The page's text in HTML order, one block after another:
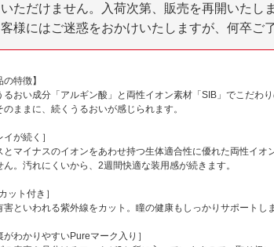
ただけません。入荷次第、販売を再開いたしま
様にはご迷惑をおかけいたしますが、何卒ご
特徴】
るおい成分「アルギン酸」と両性イオン素材「SIB」でこだわ
のままに、続くうるおいが感じられます。
が続く］
とマイナスのイオンをあわせ持つ生体適合性に優れた両性イオ
ん。汚れにくいから、2週間快適な装用感が続きます。
ット付き］
害といわれる紫外線をカット。瞳の健康もしっかりサポートしま
がわかりやすいPureマーク入り］